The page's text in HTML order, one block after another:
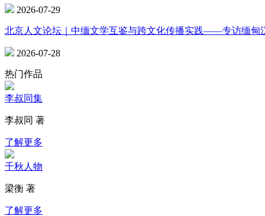
2026-07-29
北京人文论坛｜中缅文学互鉴与跨文化传播实践——专访缅甸
2026-07-28
热门作品
李叔同集
李叔同 著
了解更多
千秋人物
梁衡 著
了解更多